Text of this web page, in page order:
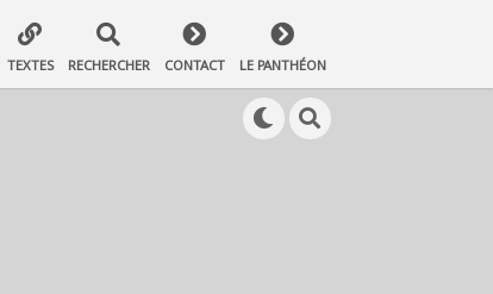
TEXTES RECHERCHER CONTACT LE PANTHÉON